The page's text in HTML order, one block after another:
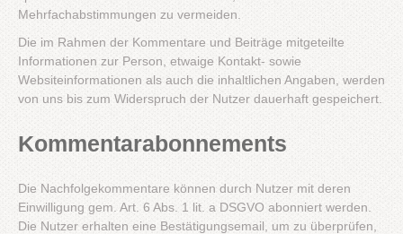
Mehrfachabstimmungen zu vermeiden.
Die im Rahmen der Kommentare und Beiträge mitgeteilte
Informationen zur Person, etwaige Kontakt- sowie
Websiteinformationen als auch die inhaltlichen Angaben, werden
von uns bis zum Widerspruch der Nutzer dauerhaft gespeichert.
Kommentarabonnements
Die Nachfolgekommentare können durch Nutzer mit deren
Einwilligung gem. Art. 6 Abs. 1 lit. a DSGVO abonniert werden.
Die Nutzer erhalten eine Bestätigungsemail, um zu überprüfen,